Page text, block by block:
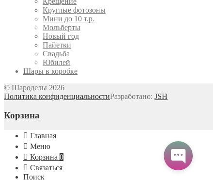
Круглые фотозоны
Мини до 10 т.р.
Мольберты
Новый год
Пайетки
Свадьба
Юбилей
Шары в коробке
© Шароделы 2026
Политика конфиденциальностиРазработано: JSH
Корзина
Главная
Меню
Корзина 0
Связаться
Поиск